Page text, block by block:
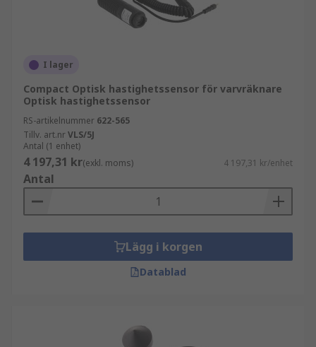
I lager
Compact Optisk hastighetssensor för varvräknare
Optisk hastighetssensor
RS-artikelnummer 622-565
Tillv. art.nrVLS/5J
Antal (1 enhet)
4 197,31 kr(exkl. moms) 4 197,31 kr/enhet
Antal
Lägg i korgen
Datablad